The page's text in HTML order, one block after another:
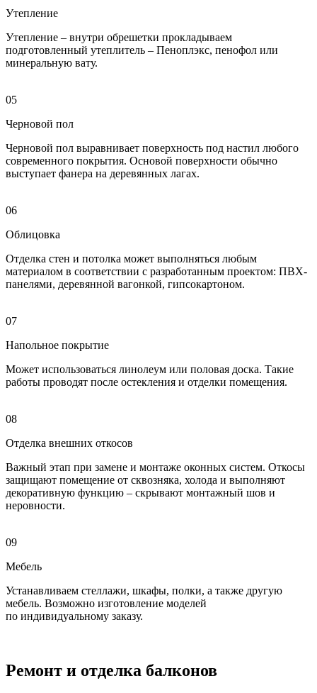
Утепление
Утепление – внутри обрешетки прокладываем
подготовленный утеплитель – Пеноплэкс, пенофол или
минеральную вату.
05
Черновой пол
Черновой пол выравнивает поверхность под настил любого
современного покрытия. Основой поверхности обычно
выступает фанера на деревянных лагах.
06
Облицовка
Отделка стен и потолка может выполняться любым
материалом в соответствии с разработанным проектом: ПВХ-
панелями, деревянной вагонкой, гипсокартоном.
07
Напольное покрытие
Может использоваться линолеум или половая доска. Такие
работы проводят после остекления и отделки помещения.
08
Отделка внешних откосов
Важный этап при замене и монтаже оконных систем. Откосы
защищают помещение от сквозняка, холода и выполняют
декоративную функцию – скрывают монтажный шов и
неровности.
09
Мебель
Устанавливаем стеллажи, шкафы, полки, а также другую
мебель. Возможно изготовление моделей
по индивидуальному заказу.
Ремонт и отделка балконов